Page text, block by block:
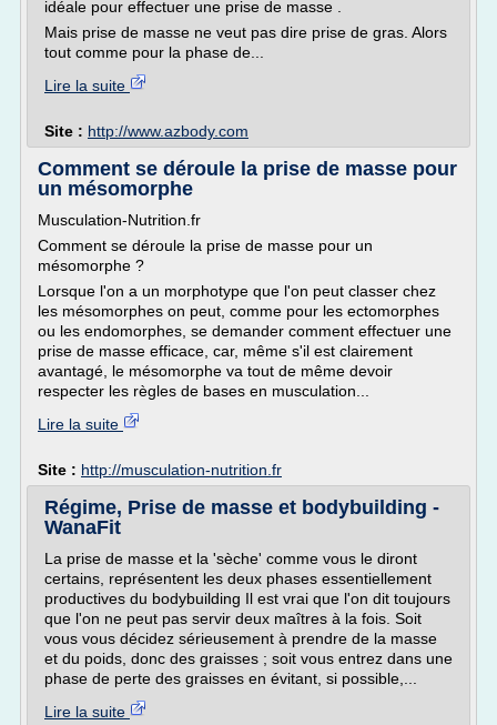
idéale pour effectuer une prise de masse .
Mais prise de masse ne veut pas dire prise de gras. Alors
tout comme pour la phase de...
Lire la suite
Site : http://www.azbody.com
Comment se déroule la prise de masse pour
un mésomorphe
Musculation-Nutrition.fr
Comment se déroule la prise de masse pour un
mésomorphe ?
Lorsque l'on a un morphotype que l'on peut classer chez
les mésomorphes on peut, comme pour les ectomorphes
ou les endomorphes, se demander comment effectuer une
prise de masse efficace, car, même s'il est clairement
avantagé, le mésomorphe va tout de même devoir
respecter les règles de bases en musculation...
Lire la suite
Site : http://musculation-nutrition.fr
Régime, Prise de masse et bodybuilding -
WanaFit
La prise de masse et la 'sèche' comme vous le diront
certains, représentent les deux phases essentiellement
productives du bodybuilding Il est vrai que l'on dit toujours
que l'on ne peut pas servir deux maîtres à la fois. Soit
vous vous décidez sérieusement à prendre de la masse
et du poids, donc des graisses ; soit vous entrez dans une
phase de perte des graisses en évitant, si possible,...
Lire la suite